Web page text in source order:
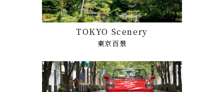
TOKYO Scenery
東京百景